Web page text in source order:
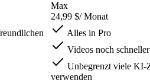
Max
24,99 $/ Monat
Alles in Pro
Videos noch
Unbegrenzt viele KI-
verwenden